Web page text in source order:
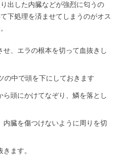
出した内臓などが強烈に匂うの
下処理を済ませてしまうのがオス
、エラの根本を切って血抜きし
の中で頭を下にしておきます
頭にかけてなぞり、鱗を落とし
内臓を傷つけないように周りを切
ます。